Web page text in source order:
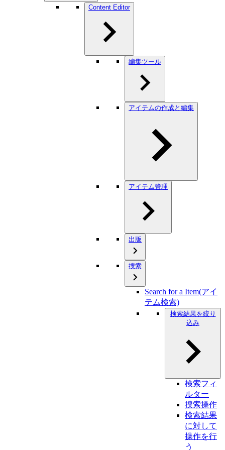
Content Editor
編集ツール
アイテムの作成と編集
アイテム管理
出版
捜索
Search for a Item(アイ
テム検索)
検索結果を絞り
込み
検索フィ
ルター
捜索操作
検索結果
に対して
操作を行
う